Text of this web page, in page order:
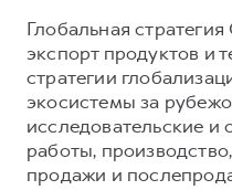
Глобальная
экспорт продуктов и
стратегии
экосистемы за
исследовательские и
работы,
продажи и